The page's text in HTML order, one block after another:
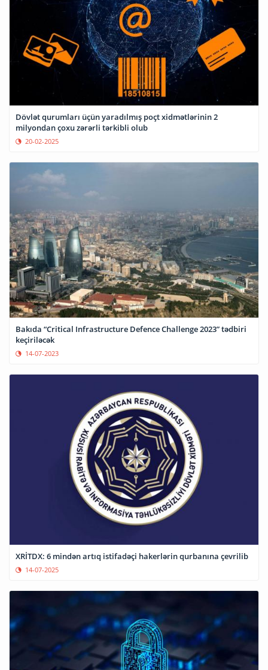
Dövlət qurumları üçün yaradılmış poçt xidmətlərinin 2
milyondan çoxu zərərli tərkibli olub
20-02-2025
Bakıda “Critical Infrastructure Defence Challenge 2023” tədbiri
keçiriləcək
14-07-2023
XRİTDX: 6 mindən artıq istifadəçi hakerlərin qurbanına çevrilib
14-07-2025